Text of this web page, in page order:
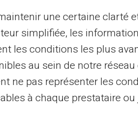
en temps réel via un
prépayée Veritassont
une certaine clarté
simplifiée, les
les conditions les plus
au sein de notre
ne pas représenter les
à chaque prestataire